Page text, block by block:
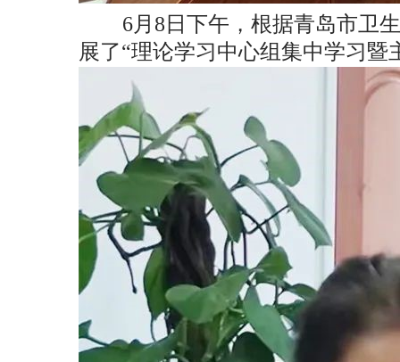
6月 8 日下午，根据青岛市卫
展了“理论学习中心组集中学习暨